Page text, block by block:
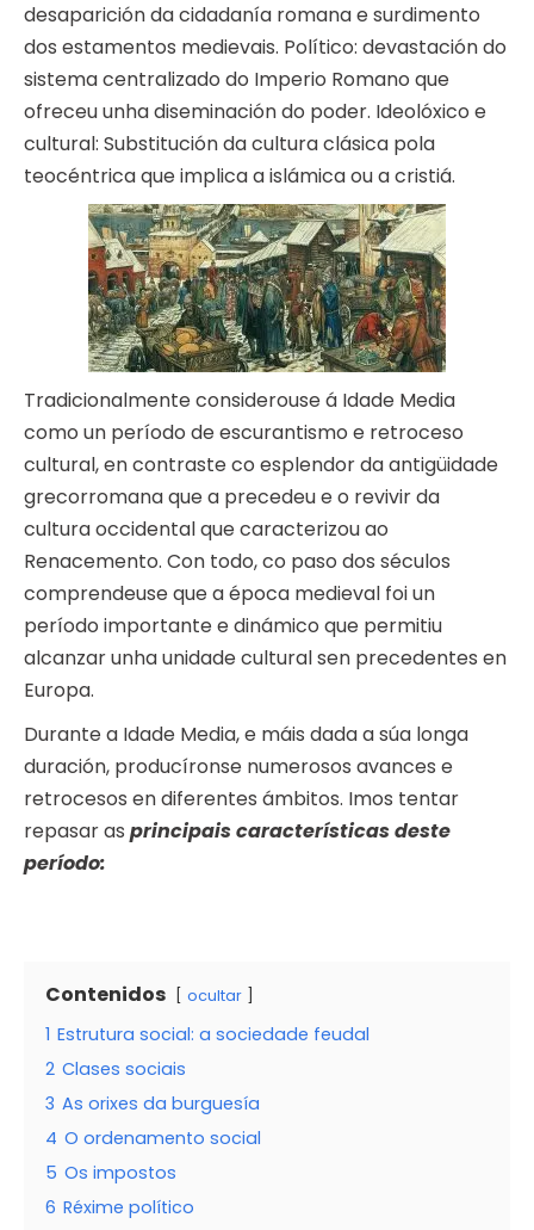
desaparición da cidadanía romana e surdimento
dos estamentos medievais. Político: devastación do
sistema centralizado do Imperio Romano que
ofreceu unha diseminación do poder. Ideolóxico e
cultural: Substitución da cultura clásica pola
teocéntrica que implica a islámica ou a cristiá.
Tradicionalmente considerouse á Idade Media
como un período de escurantismo e retroceso
cultural, en contraste co esplendor da antigüidade
grecorromana que a precedeu e o revivir da
cultura occidental que caracterizou ao
Renacemento. Con todo, co paso dos séculos
comprendeuse que a época medieval foi un
período importante e dinámico que permitiu
alcanzar unha unidade cultural sen precedentes en
Europa.
Durante a Idade Media, e máis dada a súa longa
duración, producíronse numerosos avances e
retrocesos en diferentes ámbitos. Imos tentar
repasar as principais características deste
período:
Contenidos ocultar
1 Estrutura social: a sociedade feudal
2 Clases sociais
3 As orixes da burguesía
4 O ordenamento social
5 Os impostos
6 Réxime político